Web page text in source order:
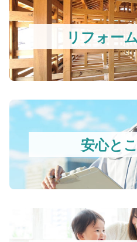
リフォー
安心と